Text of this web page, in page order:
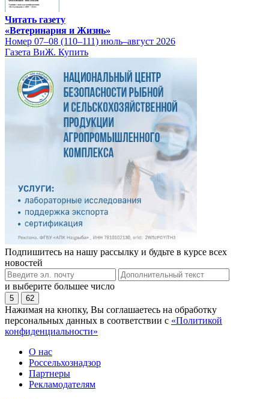
Читать газету
«Ветеринария и Жизнь»
Номер 07–08 (110–111) июль–август 2026
Газета ВиЖ. Купить
Подпишитесь на нашу рассылку и будьте в курсе всех
новостей
и выберите большее число
5 62
Нажимая на кнопку, Вы соглашаетесь на обработку
персональных данных в соответствии с «Политикой
конфиденциальности»
О нас
Россельхознадзор
Партнеры
Рекламодателям